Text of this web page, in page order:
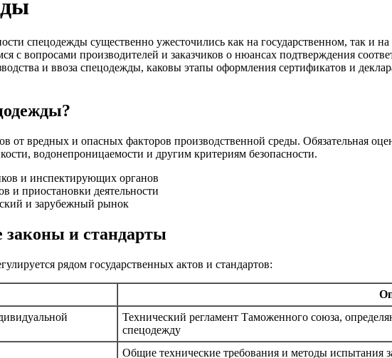
спецодежды существенно ужесточились как на государственном, так и
с вопросами производителей и заказчиков о нюансах подтверждения
и ввоза спецодежды, каковы этапы оформления сертификатов и
вредных и опасных факторов производственной среды. Обязательная
водонепроницаемости и другим критериям безопасности.
и инспектирующих органов
и приостановки деятельности
и зарубежный рынок
законы и стандарты
рядом государственных актов и стандартов:
Технический регламент Таможенного союза,
спецодежду
Общие технические требования и методы испытания